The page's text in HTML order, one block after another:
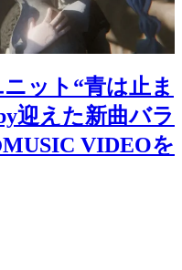
ット“青は止ま
迎えた新曲バラ
VIDEOを